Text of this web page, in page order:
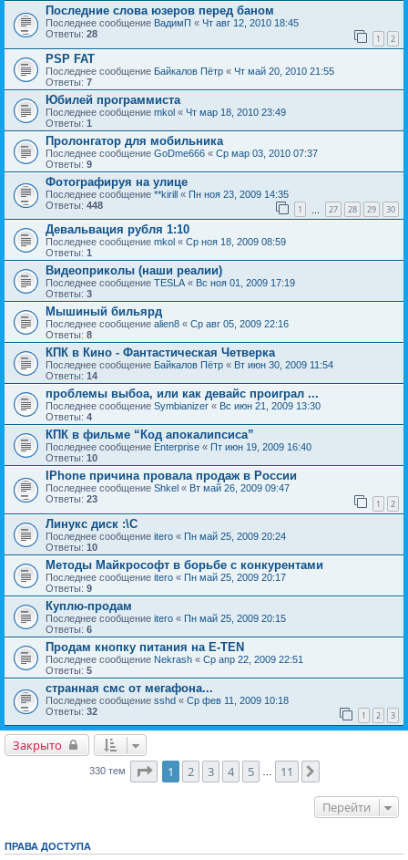
Последние слова юзеров перед баном
Последнее сообщение ВадимП « Чт авг 12, 2010 18:45
Ответы: 28 1 2
PSP FAT
Последнее сообщение Байкалов Пётр « Чт май 20, 2010 21:55
Ответы: 7
Юбилей программиста
Последнее сообщение mkol « Чт мар 18, 2010 23:49
Ответы: 1
Пролонгатор для мобильника
Последнее сообщение GoDme666 « Ср мар 03, 2010 07:37
Ответы: 9
Фотографируя на улице
Последнее сообщение **kirill « Пн ноя 23, 2009 14:35
Ответы: 448 1 27 28 29 30
Девальвация рубля 1:10
Последнее сообщение mkol « Ср ноя 18, 2009 08:59
Ответы: 1
Видеоприколы (наши реалии)
Последнее сообщение TESLA « Вс ноя 01, 2009 17:19
Ответы: 3
Мышиный бильярд
Последнее сообщение alien8 « Ср авг 05, 2009 22:16
Ответы: 8
КПК в Кино - Фантастическая Четверка
Последнее сообщение Байкалов Пётр « Вт июн 30, 2009 11:54
Ответы: 14
проблемы выбоа, или как девайс проиграл ...
Последнее сообщение Symbianizer « Вс июн 21, 2009 13:30
Ответы: 4
КПК в фильме “Код апокалипсиса”
Последнее сообщение Enterprise « Пт июн 19, 2009 16:40
Ответы: 10
IPhone причина провала продаж в России
Последнее сообщение Shkel « Вт май 26, 2009 09:47
Ответы: 23 1 2
Линукс диск :\C
Последнее сообщение itero « Пн май 25, 2009 20:24
Ответы: 10
Методы Майкрософт в борьбе с конкурентами
Последнее сообщение itero « Пн май 25, 2009 20:17
Ответы: 9
Куплю-продам
Последнее сообщение itero « Пн май 25, 2009 20:15
Ответы: 6
Продам кнопку питания на E-TEN
Последнее сообщение Nekrash « Ср апр 22, 2009 22:51
Ответы: 5
странная смс от мегафона...
Последнее сообщение sshd « Ср фев 11, 2009 10:18
Ответы: 32 1 2 3
Закрыто
330 тем Страница1 из
1 2 3 4 5 … 11
Перейти
ПРАВА ДОСТУПА